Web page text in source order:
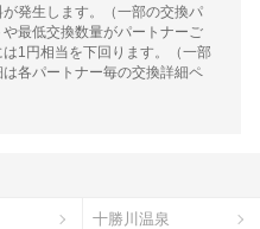
発生します。（一部の交換パ
最低交換数量がパートナーご
1円相当を下回ります。（一部
各パートナー毎の交換詳細ペ
十勝川温泉